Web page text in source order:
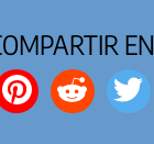
EN